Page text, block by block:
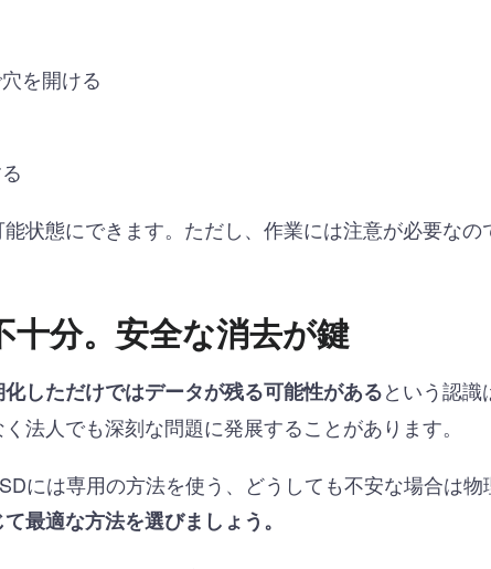
を開ける
状態にできます。ただし、作業には注意が必要な
分。安全な消去が鍵
しただけではデータが残る可能性があるという認
法人でも深刻な問題に発展することがあります。
には専用の方法を使う、どうしても不安な場合は
最適な方法を選びましょう。